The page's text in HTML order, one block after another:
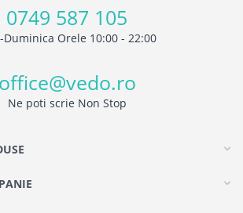
0749 587 105
Duminica Orele 10:00 - 22:00
office@vedo.ro
Ne poti scrie Non Stop